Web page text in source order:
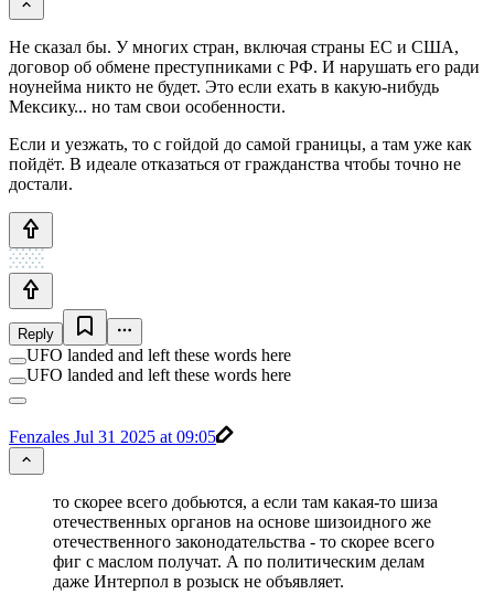
Не сказал бы. У многих стран, включая страны ЕС и США,
договор об обмене преступниками с РФ. И нарушать его ради
ноунейма никто не будет. Это если ехать в какую-нибудь
Мексику... но там свои особенности.
Если и уезжать, то с гойдой до самой границы, а там уже как
пойдёт. В идеале отказаться от гражданства чтобы точно не
достали.
Reply
UFO landed and left these words here
UFO landed and left these words here
Fenzales Jul 31 2025 at 09:05
то скорее всего добьются, а если там какая-то шиза
отечественных органов на основе шизоидного же
отечественного законодательства - то скорее всего
фиг с маслом получат. А по политическим делам
даже Интерпол в розыск не объявляет.